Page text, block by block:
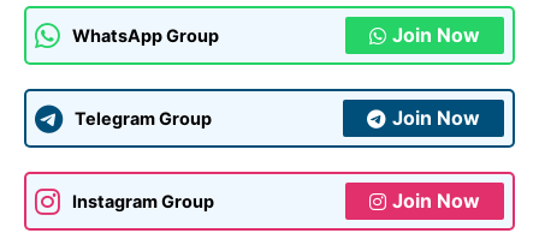
WhatsApp Group Join Now
Telegram Group Join Now
Instagram Group Join Now